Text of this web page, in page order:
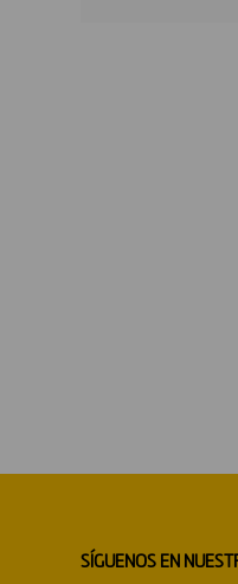
SÍGUENOS EN